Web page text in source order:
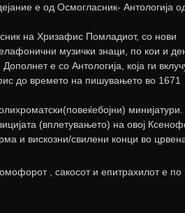
е од Осмогласник- Антологија
на Хризафис Помладиот, со нови
музички знаци, по кои и
е со Антологија, која ги
до времето на пишувањето во 1671
(вплетувањето) на овој
и вискозни/свилени конци во
, сакосот и епитрахилот е по